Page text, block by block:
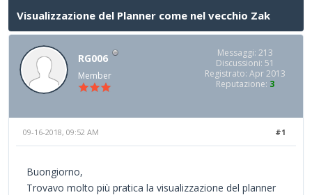
Visualizzazione del Planner come nel vecchio Zak
RG006
Member
Messaggi: 213
Discussioni: 51
Registrato: Apr 2013
Reputazione: 3
#1
09-16-2018, 09:52 AM
Buongiorno,
Trovavo molto più pratica la visualizzazione del planner